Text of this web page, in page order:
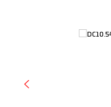
Bildergalerie überspringen